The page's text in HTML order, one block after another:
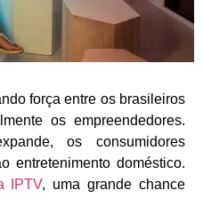
força entre os brasileiros
os empreendedores.
os consumidores
entretenimento doméstico.
IPTV, uma grande chance